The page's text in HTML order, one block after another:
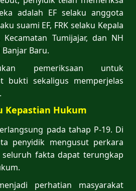
adalah EF selaku anggota
suami EF, FRK selaku Kepala
Tumijajar, dan NH
Banjar Baru.
pemeriksaan untuk
bukti sekaligus memperjelas
Kepastian Hukum
pada tahap P-19. Di
penyidik mengusut perkara
fakta dapat terungkap
perhatian masyarakat